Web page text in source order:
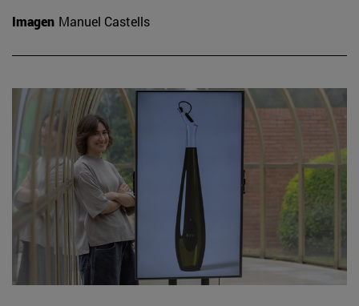
Imagen Manuel Castells